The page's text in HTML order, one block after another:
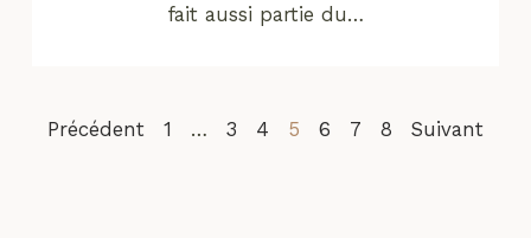
fait aussi partie du…
Précédent 1 … 3 4 5 6 7 8 Suivant